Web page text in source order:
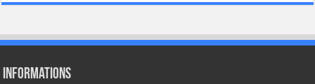
Informations